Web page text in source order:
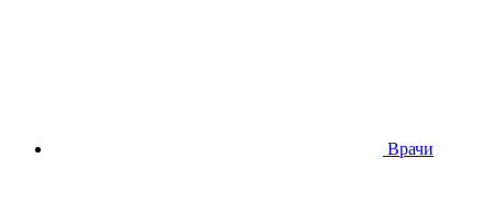
Врачи